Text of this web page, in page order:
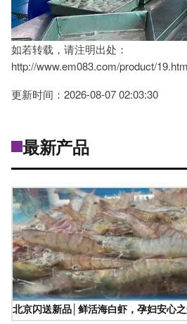
如若转载，请注明出处：
http://www.em083.com/product/
更新时间：2026-08-07 02:03:30
最新产品
北京闪送新品│鲜活海白虾，孕妇安心